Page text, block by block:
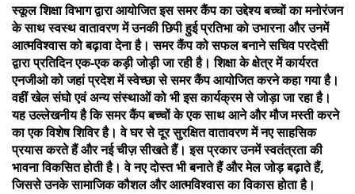
स्कूल शिक्षा विभाग द्वारा आयोजित इस समर कैंप का उद्देश्य बच्चों का मनोरंजन
के साथ स्वस्थ वातावरण में उनकी छिपी हुई प्रतिभा को उभारना और उनमें
आत्मविश्वास को बढ़ावा देना है। समर कैंप को सफल बनाने सचिव परदेसी
द्वारा प्रतिदिन एक-एक कड़ी जोड़ी जा रही है। शिक्षा के क्षेत्र में कार्यरत
एनजीओ को जहां प्रदेश में स्वेच्छा से समर कैंप आयोजित करने कहा गया है।
वहीं खेल संघो एवं अन्य संस्थाओं को भी इस कार्यक्रम से जोड़ा जा रहा है।
यह उल्लेखनीय है कि समर कैंप बच्चों के एक साथ आने और मौज मस्ती करने
का एक विशेष शिविर है। वे घर से दूर सुरक्षित वातावरण में नए साहसिक
प्रयास करते हैं और नई चीज़ सीखते हैं। इस प्रकार उनमें स्वतंत्रता की
भावना विकसित होती है। वे नए दोस्त भी बनाते हैं और मेल जोड़ बढ़ाते हैं,
जिससे उनके सामाजिक कौशल और आत्मविश्वास का विकास होता है।